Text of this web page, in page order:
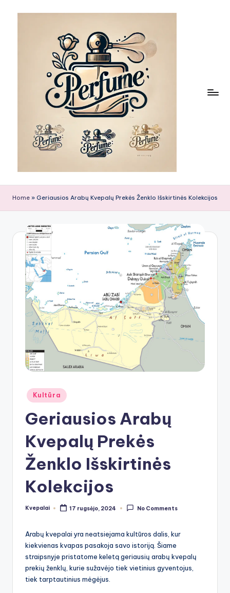
Home » Geriausios Arabų Kvepalų Prekės Ženklo Išskirtinės Kolekcijos
Posted
in
Kultūra
Geriausios Arabų
Kvepalų Prekės
Ženklo Išskirtinės
Kolekcijos
Posted
Kvepalai 17 rugsėjo, 2024 No Comments
Arabų kvepalai yra neatsiejama kultūros dalis, kur
kiekvienas kvapas pasakoja savo istoriją. Šiame
straipsnyje pristatome keletą geriausių arabų kvepalų
prekių ženklų, kurie sužavėjo tiek vietinius gyventojus,
tiek tarptautinius mėgėjus.